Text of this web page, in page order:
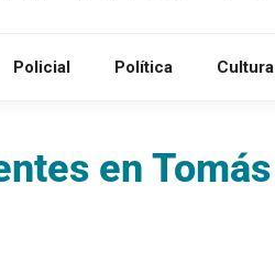
Policial Política Cultura
en Tomás